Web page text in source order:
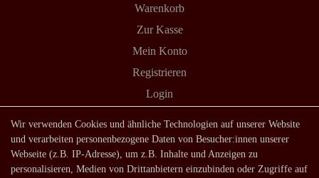
Warenkorb
Zur Kasse
Mein Konto
Registrieren
Login
Shop
Lagerverkauf
Zahlungsarten
Wir verwenden Cookies und ähnliche Technologien auf unserer Website
und verarbeiten personenbezogene Daten von Besucher:innen unserer
Webseite (z.B. IP-Adresse), um z.B. Inhalte und Anzeigen zu
personalisieren, Medien von Drittanbietern einzubinden oder Zugriffe auf